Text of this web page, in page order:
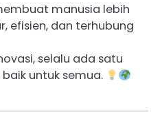
manusia lebih
efisien, dan terhubung
selalu ada satu
untuk semua.